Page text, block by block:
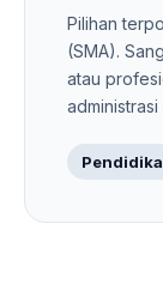
Pilihan
(SMA).
atau